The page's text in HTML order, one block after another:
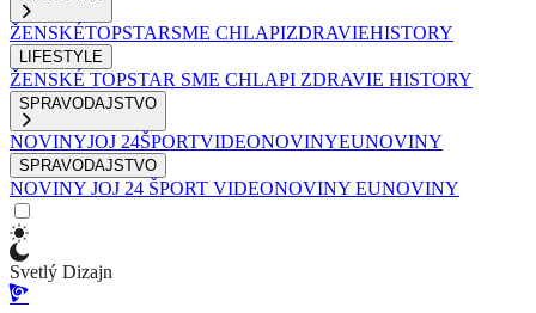
ŽENSKÉTOPSTARSME CHLAPIZDRAVIEHISTORY
LIFESTYLE
ŽENSKÉ TOPSTAR SME CHLAPI ZDRAVIE HISTORY
SPRAVODAJSTVO
NOVINYJOJ 24ŠPORTVIDEONOVINYEUNOVINY
SPRAVODAJSTVO
NOVINY JOJ 24 ŠPORT VIDEONOVINY EUNOVINY
Svetlý Dizajn